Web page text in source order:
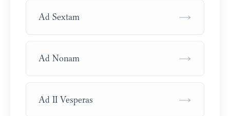
Ad Sextam →
Ad Nonam →
Ad II Vesperas →